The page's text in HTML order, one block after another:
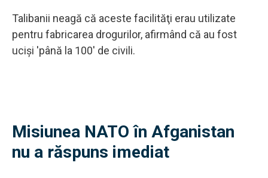
Talibanii neagă că aceste facilităţi erau utilizate
pentru fabricarea drogurilor, afirmând că au fost
ucişi 'până la 100' de civili.
Misiunea NATO în Afganistan
nu a răspuns imediat